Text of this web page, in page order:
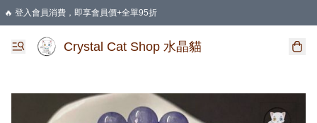
🔥 登入會員消費，即享會員價+全單95折
🛍️ 購物滿HKD 400 即享免運費優惠
Crystal Cat Shop 水晶貓